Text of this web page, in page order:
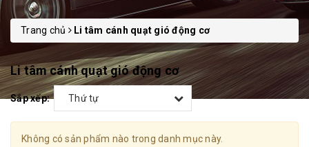
Trang chủ Li tâm cánh quạt gió động cơ
Li tâm cánh quạt gió động cơ
Sắp xếp: Thứ tự
Không có sản phẩm nào trong danh mục này.